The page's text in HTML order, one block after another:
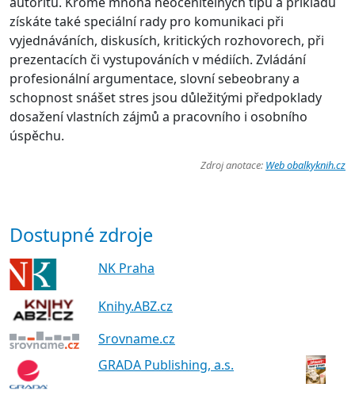
získáte také speciální rady pro komunikaci při
vyjednáváních, diskusích, kritických rozhovorech, při
prezentacích či vystupováních v médiích. Zvládání
profesionální argumentace, slovní sebeobrany a
schopnost snášet stres jsou důležitými předpoklady
dosažení vlastních zájmů a pracovního i osobního
úspěchu.
Zdroj anotace: Web obalkyknih.cz
Dostupné zdroje
NK Praha
Knihy.ABZ.cz
Srovname.cz
GRADA Publishing, a.s.